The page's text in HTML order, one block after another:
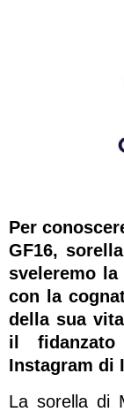
Per
GF16,
sveleremo
con la
della sua
il
Instagram di
La sorella di